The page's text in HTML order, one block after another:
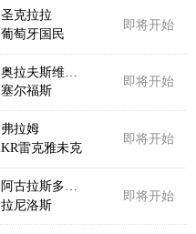
圣克拉拉
葡萄牙国民
即将开始
奥拉夫斯维克维京
塞尔福斯
即将开始
弗拉姆
KR雷克雅未克
即将开始
阿古拉斯多拉达斯
拉尼洛斯
即将开始